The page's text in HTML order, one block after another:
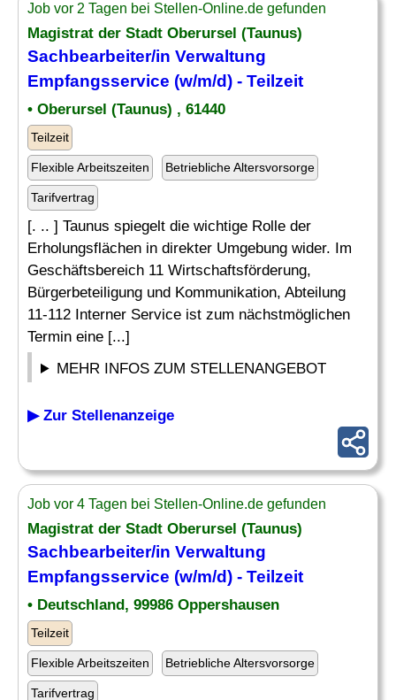
Job vor 2 Tagen bei Stellen-Online.de gefunden
Magistrat der Stadt Oberursel (Taunus)
Sachbearbeiter/in Verwaltung
Empfangsservice (w/m/d) - Teilzeit
• Oberursel (Taunus) , 61440
Teilzeit
Flexible Arbeitszeiten Betriebliche Altersvorsorge
Tarifvertrag
[. .. ] Taunus spiegelt die wichtige Rolle der
Erholungsflächen in direkter Umgebung wider. Im
Geschäftsbereich 11 Wirtschaftsförderung,
Bürgerbeteiligung und Kommunikation, Abteilung
11-112 Interner Service ist zum nächstmöglichen
Termin eine [...]
MEHR INFOS ZUM STELLENANGEBOT
▶ Zur Stellenanzeige
Job vor 4 Tagen bei Stellen-Online.de gefunden
Magistrat der Stadt Oberursel (Taunus)
Sachbearbeiter/in Verwaltung
Empfangsservice (w/m/d) - Teilzeit
• Deutschland, 99986 Oppershausen
Teilzeit
Flexible Arbeitszeiten Betriebliche Altersvorsorge
Tarifvertrag